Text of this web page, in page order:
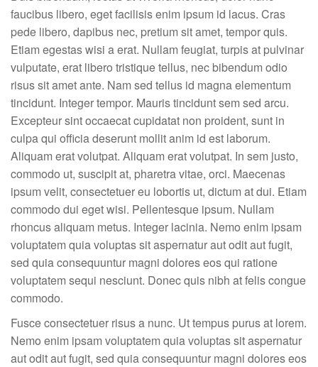
faucibus libero, eget facilisis enim ipsum id lacus. Cras
pede libero, dapibus nec, pretium sit amet, tempor quis.
Etiam egestas wisi a erat. Nullam feugiat, turpis at pulvinar
vulputate, erat libero tristique tellus, nec bibendum odio
risus sit amet ante. Nam sed tellus id magna elementum
tincidunt. Integer tempor. Mauris tincidunt sem sed arcu.
Excepteur sint occaecat cupidatat non proident, sunt in
culpa qui officia deserunt mollit anim id est laborum.
Aliquam erat volutpat. Aliquam erat volutpat. In sem justo,
commodo ut, suscipit at, pharetra vitae, orci. Maecenas
ipsum velit, consectetuer eu lobortis ut, dictum at dui. Etiam
commodo dui eget wisi. Pellentesque ipsum. Nullam
rhoncus aliquam metus. Integer lacinia. Nemo enim ipsam
voluptatem quia voluptas sit aspernatur aut odit aut fugit,
sed quia consequuntur magni dolores eos qui ratione
voluptatem sequi nesciunt. Donec quis nibh at felis congue
commodo.
Fusce consectetuer risus a nunc. Ut tempus purus at lorem.
Nemo enim ipsam voluptatem quia voluptas sit aspernatur
aut odit aut fugit, sed quia consequuntur magni dolores eos